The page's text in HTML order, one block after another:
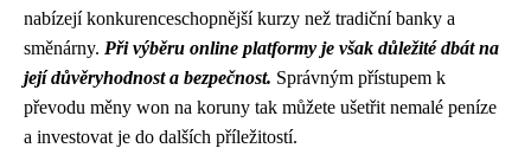
nabízejí konkurenceschopnější kurzy než tradiční banky a
směnárny. Při výběru online platformy je však důležité dbát na
její důvěryhodnost a bezpečnost. Správným přístupem k
převodu měny won na koruny tak můžete ušetřit nemalé peníze
a investovat je do dalších příležitostí.